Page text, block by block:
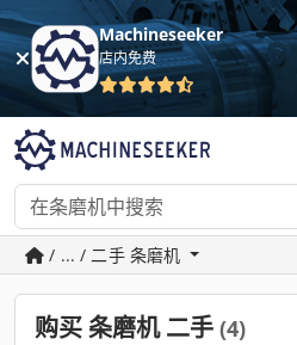
Machineseeker
店内免费
/ ... / 二手 条磨机
购买 条磨机 二手 (4)